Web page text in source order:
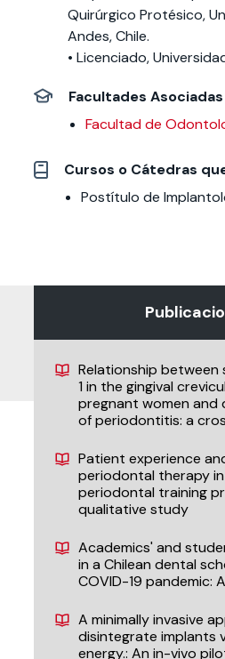
Quirúrgico Protésico,
Andes, Chile.
• Licenciado,
Facultades Asociadas
Facultad de
Cursos o Cátedras
Postítulo de
Relationship between
1 in the gingival
pregnant women and
of periodontitis: a
Patient experience
periodontal therapy
periodontal training
qualitative study
Academics' and
in a Chilean dental
COVID-19 pandemic:
A minimally invasive
disintegrate implants
energy.: An in-vivo